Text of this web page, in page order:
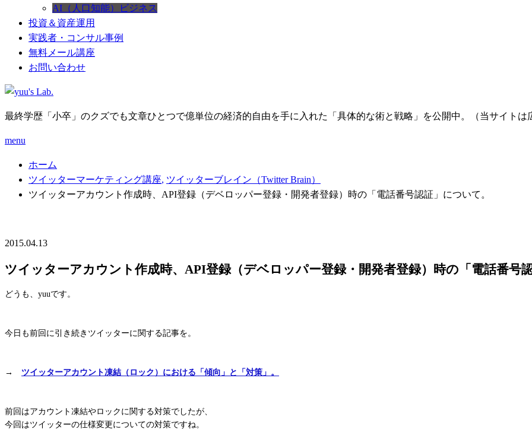
AI（人口知能）ビジネス
投資＆資産運用
実践者・コンサル事例
無料メール講座
お問い合わせ
最終学歴「小卒」のクズでも文章ひとつで億単位の経済的自由を手に入れた「具体的な術と戦略」を公開中。（当サイトは
menu
ホーム
ツイッターマーケティング講座, ツイッターブレイン（Twitter Brain）
ツイッターアカウント作成時、API登録（デベロッパー登録・開発者登録）時の「電話番号認証」について。
2015.04.13
ツイッターアカウント作成時、API登録（デベロッパー登録・開発者登録）時の「電話番号
どうも、yuuです。
今日も前回に引き続きツイッターに関する記事を。
→ ツイッターアカウント凍結（ロック）における「傾向」と「対策」。
前回はアカウント凍結やロックに関する対策でしたが、
今回はツイッターの仕様変更についての対策ですね。